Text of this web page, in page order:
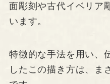
面彫刻や古代イベリア
います。
特徴的な手法を用い、
したこの描き方は、ま